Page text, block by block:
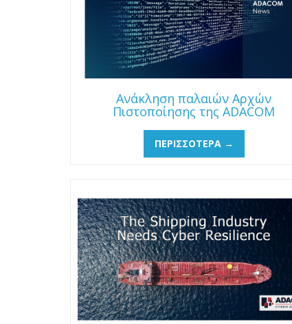
Ανάκληση παλαιών Αρχών
Πιστοποίησης της ADACOM
ΠΕΡΙΣΣΌΤΕΡΑ →